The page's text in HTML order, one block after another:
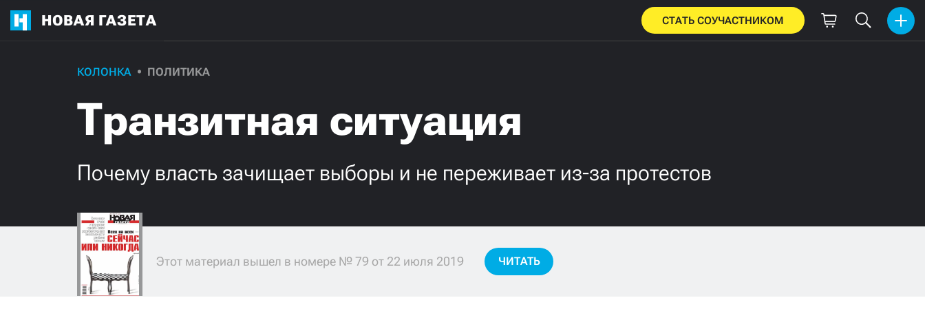
НОВАЯ ГАЗЕТА СТАТЬ СОУЧАСТНИКОМ
КОЛОНКА ПОЛИТИКА
Транзитная ситуация
Почему власть зачищает выборы и не переживает из-за протестов
Этот материал вышел в номере № 79 от 22 июля 2019 ЧИТАТЬ